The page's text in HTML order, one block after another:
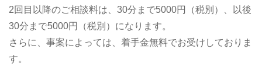
2回目以降のご相談料は、30分まで5000円（税別）、以後
30分まで5000円（税別）になります。
さらに、事案によっては、着手金無料でお受けしておりま
す。